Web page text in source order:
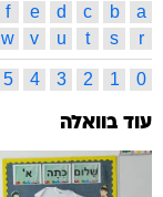
a
b
c
d
e
f
r
s
t
u
v
w
0
1
2
3
4
5
עוד בוואלה